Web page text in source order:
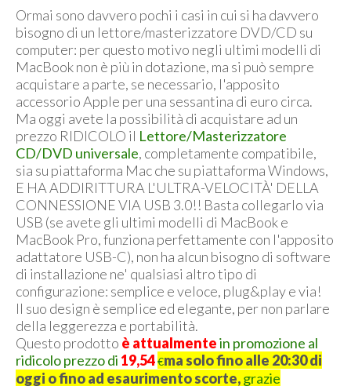
Ormai sono davvero pochi i casi in cui si ha davvero
bisogno di un lettore/masterizzatore DVD/CD su
computer: per questo motivo negli ultimi modelli di
MacBook non è più in dotazione, ma si può sempre
acquistare a parte, se necessario, l'apposito
accessorio Apple per una sessantina di euro circa.
Ma oggi avete la possibilità di acquistare ad un
prezzo RIDICOLO il Lettore/Masterizzatore
CD/DVD universale, completamente compatibile,
sia su piattaforma Mac che su piattaforma Windows,
E HA ADDIRITTURA L'ULTRA-VELOCITÀ' DELLA
CONNESSIONE VIA USB 3.0!! Basta collegarlo via
USB (se avete gli ultimi modelli di MacBook e
MacBook Pro, funziona perfettamente con l'apposito
adattatore USB-C), non ha alcun bisogno di software
di installazione ne' qualsiasi altro tipo di
configurazione: semplice e veloce, plug&play e via!
Il suo design è semplice ed elegante, per non parlare
della leggerezza e portabilità.
Questo prodotto è attualmentein promozione al
ridicolo prezzo di 19,54€ma solo fino alle 20:30 di
oggi o fino ad esaurimento scorte,grazie